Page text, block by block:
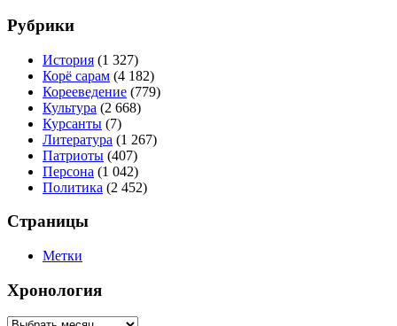
Рубрики
История (1 327)
Корё сарам (4 182)
Корееведение (779)
Культура (2 668)
Курсанты (7)
Литература (1 267)
Патриоты (407)
Персона (1 042)
Политика (2 452)
Страницы
Метки
Хронология